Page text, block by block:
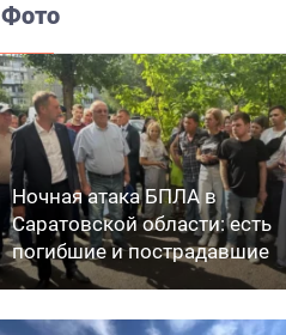
Фото
Ночная атака БПЛА в
Саратовской области: есть
погибшие и пострадавшие